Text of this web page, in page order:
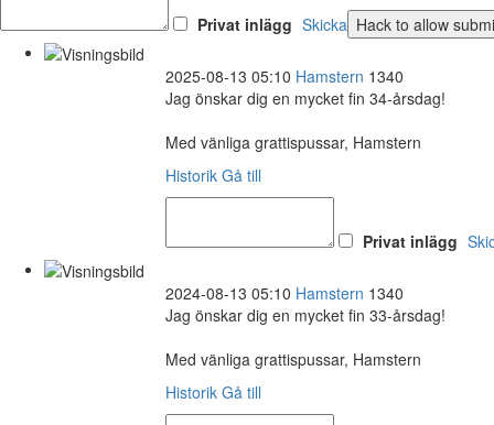
Privat inlägg Skicka
2025-08-13 05:10 Hamstern 1340
Jag önskar dig en mycket fin 34-årsdag!
Med vänliga grattispussar, Hamstern
Historik Gå till
Privat inlägg
2024-08-13 05:10 Hamstern 1340
Jag önskar dig en mycket fin 33-årsdag!
Med vänliga grattispussar, Hamstern
Historik Gå till